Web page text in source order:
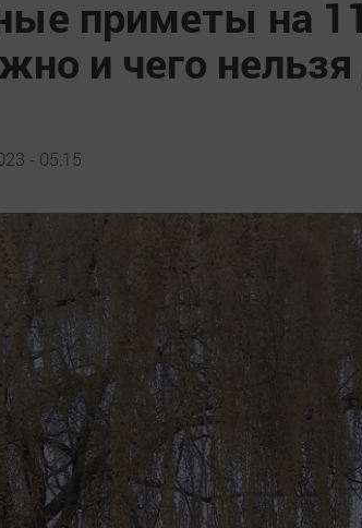
приметы на
и чего
- 05:15